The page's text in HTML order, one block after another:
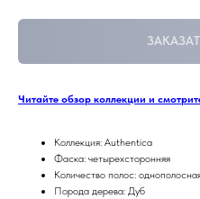
Читайте обзор коллекции и
Коллекция: Authentica
Фаска: четырехсторонняя
Количество полос:
Порода дерева: Дуб